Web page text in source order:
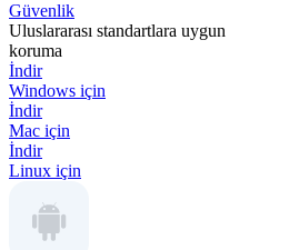
Güvenlik
Uluslararası standartlara uygun
koruma
İndir
Windows için
İndir
Mac için
İndir
Linux için